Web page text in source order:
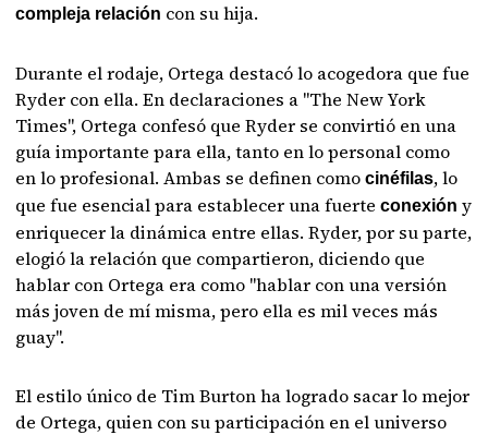
compleja relación con su hija.
Durante el rodaje, Ortega destacó lo acogedora que fue
Ryder con ella. En declaraciones a "The New York
Times", Ortega confesó que Ryder se convirtió en una
guía importante para ella, tanto en lo personal como
en lo profesional. Ambas se definen comocinéfilas, lo
que fue esencial para establecer una fuerteconexióny
enriquecer la dinámica entre ellas. Ryder, por su parte,
elogió la relación que compartieron, diciendo que
hablar con Ortega era como "hablar con una versión
más joven de mí misma, pero ella es mil veces más
guay".
El estilo único de Tim Burton ha logrado sacar lo mejor
de Ortega, quien con su participación en el universo